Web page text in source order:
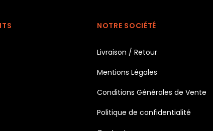
NOTRE SOCIÉTÉ
Livraison / Retour
Mentions Légales
Conditions Générales de Vente
Politique de confidentialité